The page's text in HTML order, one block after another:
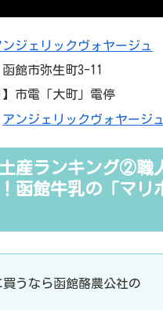
ンジェリックヴォヤージュ
函館市弥生町3-11
】市電「大町」電停
アンジェリックヴォヤージ
産ランキング②職
函館牛乳の「マリ
買うなら函館酪農公社の